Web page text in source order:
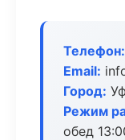
Телефон:
Email:
Город:
Режим
обед